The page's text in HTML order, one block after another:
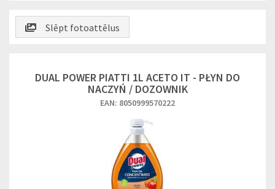
Slēpt fotoattēlus
DUAL POWER PIATTI 1L ACETO IT - PŁYN DO
NACZYŃ / DOZOWNIK
EAN: 8050999570222